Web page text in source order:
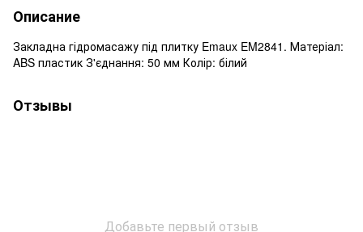
Описание
Закладна гідромасажу під плитку Emaux EM2841. Матеріал:
ABS пластик З'єднання: 50 мм Колір: білий
Отзывы
Добавьте первый отзыв